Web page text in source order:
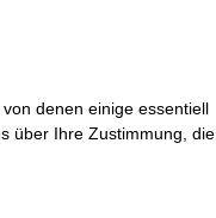
denen einige essentiell
über Ihre Zustimmung, die